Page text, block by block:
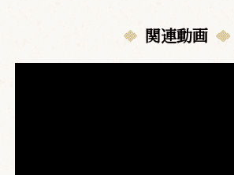
平和で爛熟した文化が花開いた元禄期の、賑
にあふれる舞踊です。心浮き立つ華やかな曲と
関連動画